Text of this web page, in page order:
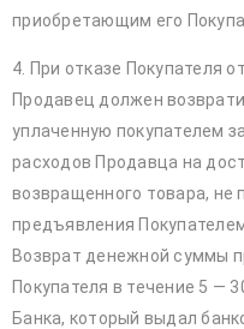
приобретающим его
4. При отказе Покупателя
Продавец должен
уплаченную покупателем
расходов Продавца на
возвращенного товара, не
предъявления
Возврат денежной суммы
Покупателя в течение 5 —
Банка, который выдал